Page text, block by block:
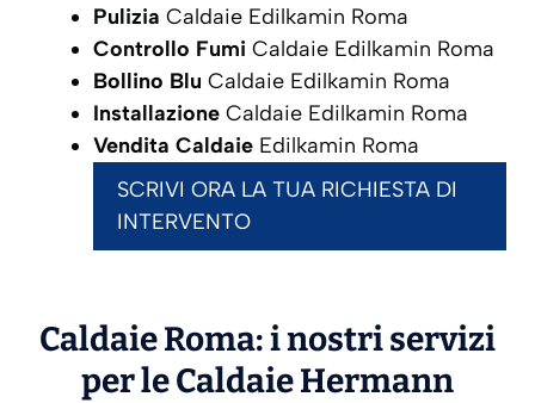
Pulizia Caldaie Edilkamin Roma
Controllo Fumi Caldaie Edilkamin Roma
Bollino Blu Caldaie Edilkamin Roma
Installazione Caldaie Edilkamin Roma
Vendita Caldaie Edilkamin Roma
SCRIVI ORA LA TUA RICHIESTA DI
INTERVENTO
Caldaie Roma: i nostri servizi
per le CaldaieHermann